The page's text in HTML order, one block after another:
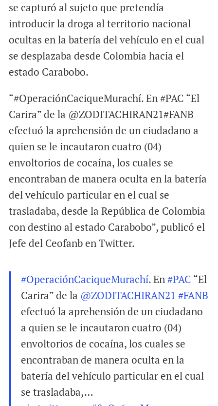
se capturó al sujeto que pretendía
introducir la droga al territorio nacional
ocultas en la batería del vehículo en el cual
se desplazaba desde Colombia hacia el
estado Carabobo.
“#OperaciónCaciqueMurachí. En #PAC “El
Carira” de la @ZODITACHIRAN21#FANB
efectuó la aprehensión de un ciudadano a
quien se le incautaron cuatro (04)
envoltorios de cocaína, los cuales se
encontraban de manera oculta en la batería
del vehículo particular en el cual se
trasladaba, desde la República de Colombia
con destino al estado Carabobo”, publicó el
Jefe del Ceofanb en Twitter.
#OperaciónCaciqueMurachí. En#PAC “El
Carira” de la @ZODITACHIRAN21 #FANB
efectuó la aprehensión de un ciudadano
a quien se le incautaron cuatro (04)
envoltorios de cocaína, los cuales se
encontraban de manera oculta en la
batería del vehículo particular en el cual
se trasladaba,…